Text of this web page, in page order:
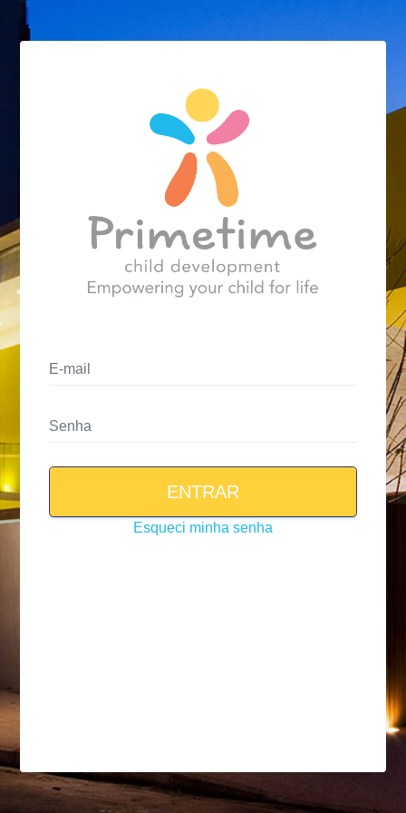
ENTRAR
Esqueci minha senha